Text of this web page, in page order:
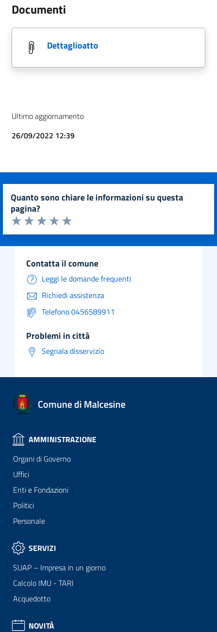
Documenti
dettaglioatto
Ultimo aggiornamento
26/09/2022 12:39
quanto sono chiare le informazioni su questa
pagina?
Valuta da 1 a 5 stelle la pagina
Valuta 5 stelle su 5
Valuta 4 stelle su 5
Valuta 3 stelle su 5
Valuta 2 stelle su 5
Valuta 1 stelle su 5
contatta il comune
Leggi le domande frequenti
Richiedi assistenza
Telefono 0456589911
problemi in città
Segnala disservizio
Comune di Malcesine
AMMINISTRAZIONE
Organi di Governo
Uffici
Enti e Fondazioni
Politici
Personale
SERVIZI
SUAP – Impresa in un giorno
Calcolo IMU - TARI
Acquedotto
NOVITÀ